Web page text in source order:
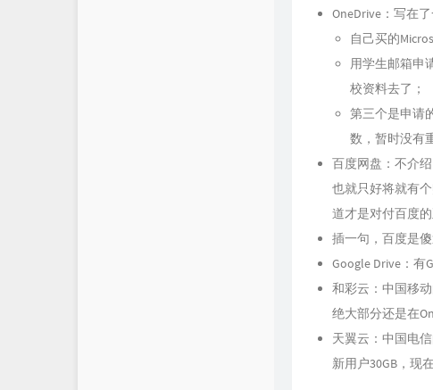
OneDrive：写在
自己买的
用学生邮箱申
校资料去了；
第三个是申请
数，暂时没有
百度网盘：不介
也就只好将就有
道才是对付百度的
插一句，百度是傻
Google Drive：有
和彩云：中国移
绝大部分还是在
天翼云：中国电
新用户30GB，现